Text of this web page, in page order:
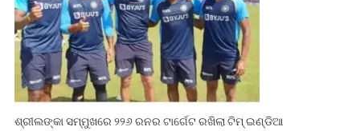
ଶ୍ରୀଲଙ୍କା ସମ୍ମୁଖରେ ୨୨୬ ରନର ଟାର୍ଗେଟ ରଖିଲା ଟିମ୍ ଇଣ୍ଡିଆ